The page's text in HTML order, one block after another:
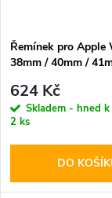
Řemínek pro Apple
38mm / 40mm /
624 Kč
Skladem - hned k
2 ks
DO